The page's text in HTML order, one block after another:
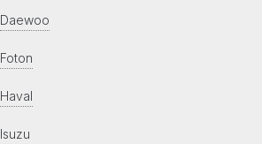
Daewoo
Foton
Haval
Isuzu